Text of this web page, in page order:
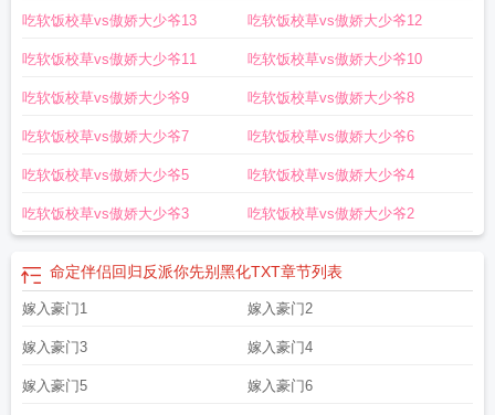
吃软饭校草vs傲娇大少爷13 吃软饭校草vs傲娇大少爷12
吃软饭校草vs傲娇大少爷11 吃软饭校草vs傲娇大少爷10
吃软饭校草vs傲娇大少爷9 吃软饭校草vs傲娇大少爷8
吃软饭校草vs傲娇大少爷7 吃软饭校草vs傲娇大少爷6
吃软饭校草vs傲娇大少爷5 吃软饭校草vs傲娇大少爷4
吃软饭校草vs傲娇大少爷3 吃软饭校草vs傲娇大少爷2
命定伴侣回归反派你先别黑化TXT章节列表
嫁入豪门1 嫁入豪门2
嫁入豪门3 嫁入豪门4
嫁入豪门5 嫁入豪门6